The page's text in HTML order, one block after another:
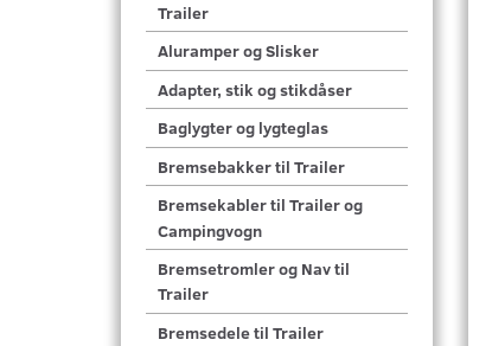
Trailer
Aluramper og Slisker
Adapter, stik og stikdåser
Baglygter og lygteglas
Bremsebakker til Trailer
Bremsekabler til Trailer og
Campingvogn
Bremsetromler og Nav til
Trailer
Bremsedele til Trailer